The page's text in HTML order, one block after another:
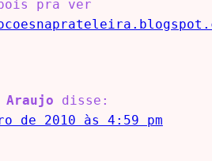
pra ver
disse:
de 2010 às 4:59 pm